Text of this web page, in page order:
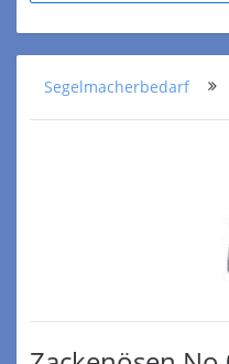
Segelmacherbedarf